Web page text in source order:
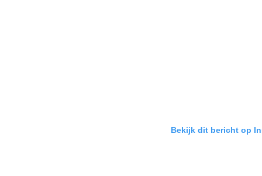
Bekijk dit bericht op